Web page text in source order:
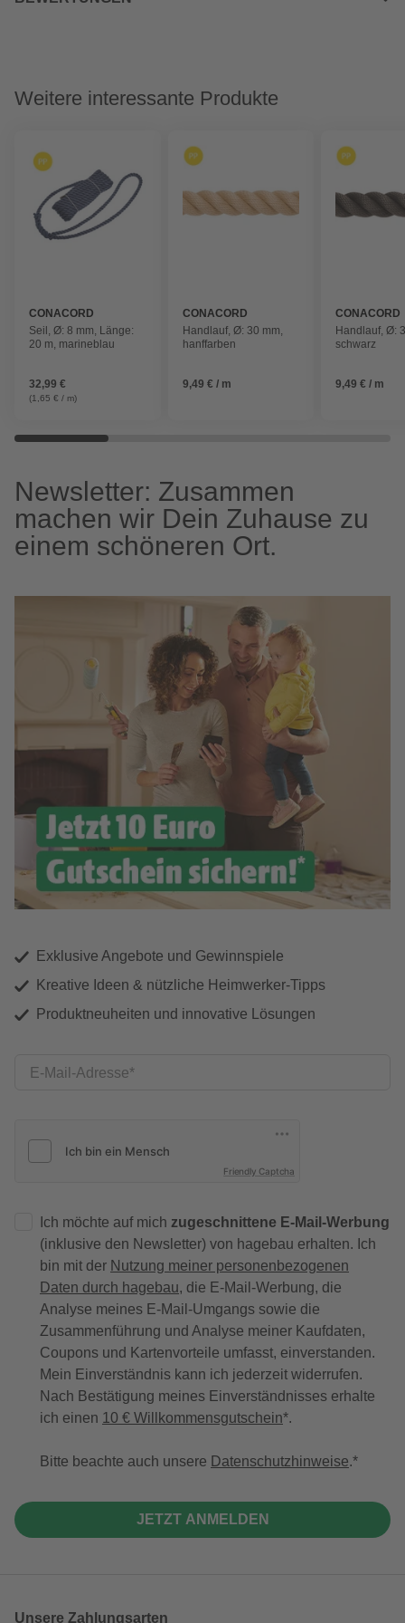
Weitere interessante Produkte
CONACORD
Seil, Ø: 8 mm, Länge:
20 m, marineblau
32,99 €
(1,65 € / m)
CONACORD
Handlauf, Ø: 30 mm,
hanffarben
9,49 € / m
CONACORD
Handlauf, Ø:
schwarz
9,49 € / m
Newsletter: Zusammen
machen wir Dein Zuhause zu
einem schöneren Ort.
Exklusive Angebote und Gewinnspiele
Kreative Ideen & nützliche Heimwerker-Tipps
Produktneuheiten und innovative Lösungen
E-Mail-Adresse
Friendly Captcha
Ich möchte auf mich zugeschnittene E-Mail-Werbung
(inklusive den Newsletter) von hagebau erhalten. Ich
bin mit der Nutzung meiner personenbezogenen
Daten durch hagebau, die E-Mail-Werbung, die
Analyse meines E-Mail-Umgangs sowie die
Zusammenführung und Analyse meiner Kaufdaten,
Coupons und Kartenvorteile umfasst, einverstanden.
Mein Einverständnis kann ich jederzeit widerrufen.
Nach Bestätigung meines Einverständnisses erhalte
ich einen 10 € Willkommensgutschein*.
Bitte beachte auch unsere Datenschutzhinweise.
JETZT ANMELDEN
Unsere Zahlungsarten